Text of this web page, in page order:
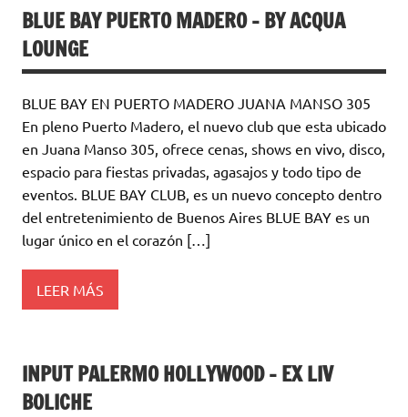
BLUE BAY PUERTO MADERO – BY ACQUA
LOUNGE
BLUE BAY EN PUERTO MADERO JUANA MANSO 305
En pleno Puerto Madero, el nuevo club que esta ubicado
en Juana Manso 305, ofrece cenas, shows en vivo, disco,
espacio para fiestas privadas, agasajos y todo tipo de
eventos. BLUE BAY CLUB, es un nuevo concepto dentro
del entretenimiento de Buenos Aires BLUE BAY es un
lugar único en el corazón […]
LEER MÁS
INPUT PALERMO HOLLYWOOD – EX LIV
BOLICHE